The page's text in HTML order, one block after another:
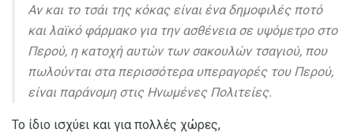
Αν και το τσάι της κόκας είναι ένα δημοφιλές ποτό
και λαϊκό φάρμακο για την ασθένεια σε υψόμετρο στο
Περού, η κατοχή αυτών των σακουλών τσαγιού, που
πωλούνται στα περισσότερα υπεραγορές του Περού,
είναι παράνομη στις Ηνωμένες Πολιτείες.
Το ίδιο ισχύει και για πολλές χώρες,